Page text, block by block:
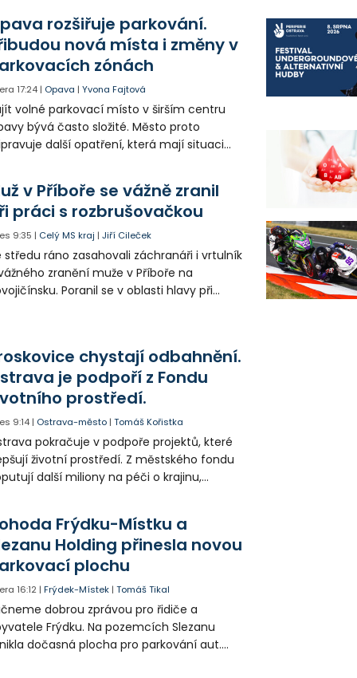
rozšiřuje parkování.
nová místa i změny v
zónách
17:24 | Opava |Yvona Fajtová
volné parkovací místo v širším centru
bývá často složité. Město proto
další opatření, která mají situaci
řidiče v parkovacích zónách.
v Příboře se vážně zranil
práci s rozbrušovačkou
9:35 | Celý MS kraj |Jiří Cileček
středu ráno zasahovali záchranáři i vrtulník
zranění muže v Příboře na
Poranil se v oblasti hlavy při
chystají odbahnění.
je podpoří z Fondu
prostředí.
9:14 | Ostrava-město |Tomáš Kořistka
pokračuje v podpoře projektů, které
životní prostředí. Z městského fondu
další miliony na péči o krajinu,
Frýdku-Místku a
Holding přinesla novou
plochu
16:12 |Frýdek-Místek |Tomáš Tikal
dobrou zprávou pro řidiče a
Frýdku. Na pozemcích Slezanu
dočasná plocha pro parkování aut.